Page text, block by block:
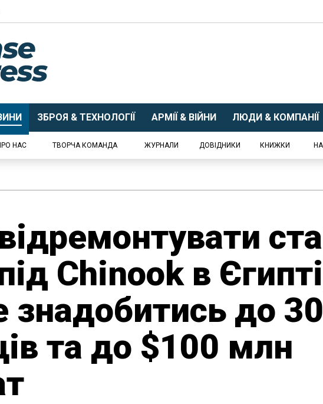
ЗБРОЯ & ТЕХНОЛОГІЇ АРМІЇ & ВІЙНИ ЛЮДИ & КОМПАНІЇ
НАС ТВОРЧА КОМАНДА ЖУРНАЛИ ДОВІДНИКИ КНИЖКИ
Chinook в
до 30
та до $100 млн